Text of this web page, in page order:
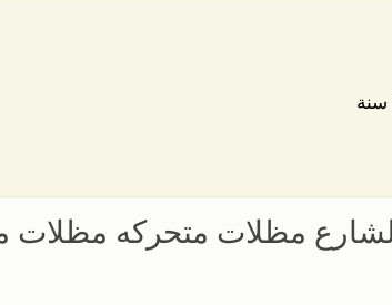
مظلات متحركه